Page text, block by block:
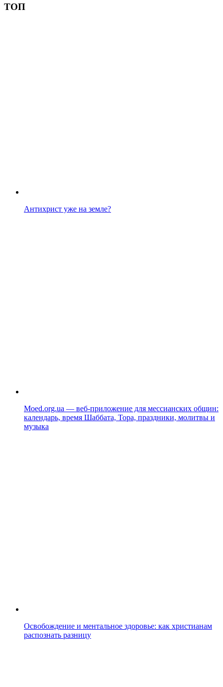
ТОП
Антихрист уже на земле?
Moed.org.ua — веб-приложение для мессианских общин:
календарь, время Шаббата, Тора, праздники, молитвы и
музыка
Освобождение и ментальное здоровье: как христианам
распознать разницу